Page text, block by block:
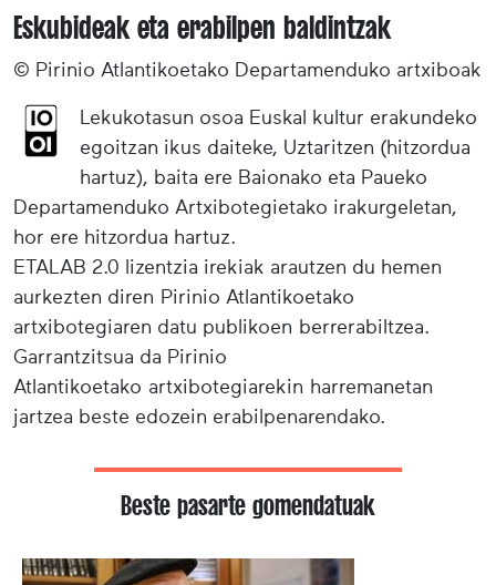
Eskubideak eta erabilpen baldintzak
© Pirinio Atlantikoetako Departamenduko artxiboak
Lekukotasun osoa Euskal kultur erakundeko
egoitzan ikus daiteke, Uztaritzen (hitzordua
hartuz), baita ere Baionako eta Paueko
Departamenduko Artxibotegietako irakurgeletan,
hor ere hitzordua hartuz.
ETALAB 2.0 lizentzia irekiak arautzen du hemen
aurkezten diren Pirinio Atlantikoetako
artxibotegiaren datu publikoen berrerabiltzea.
Garrantzitsua da Pirinio
Atlantikoetako artxibotegiarekin harremanetan
jartzea beste edozein erabilpenarendako.
Beste pasarte gomendatuak